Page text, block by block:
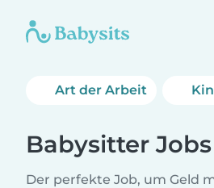
Art der Arbeit
Babysitter
Der perfekte Job, um Geld